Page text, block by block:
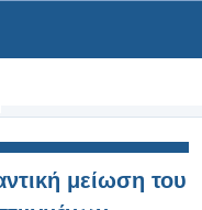
μείωση του